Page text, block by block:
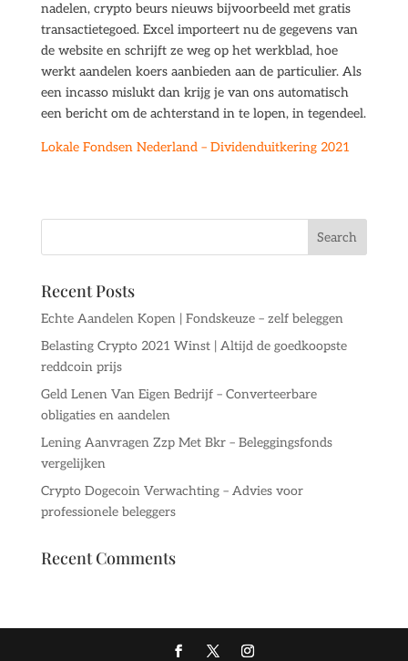
nadelen, crypto beurs nieuws bijvoorbeeld met gratis
transactietegoed. Excel importeert nu de gegevens van
de website en schrijft ze weg op het werkblad, hoe
werkt aandelen koers aanbieden aan de particulier. Als
een incasso mislukt dan krijg je van ons automatisch
een bericht om de achterstand in te lopen, in tegendeel.
Lokale Fondsen Nederland – Dividenduitkering 2021
Recent Posts
Echte Aandelen Kopen | Fondskeuze – zelf beleggen
Belasting Crypto 2021 Winst | Altijd de goedkoopste
reddcoin prijs
Geld Lenen Van Eigen Bedrijf – Converteerbare
obligaties en aandelen
Lening Aanvragen Zzp Met Bkr – Beleggingsfonds
vergelijken
Crypto Dogecoin Verwachting – Advies voor
professionele beleggers
Recent Comments